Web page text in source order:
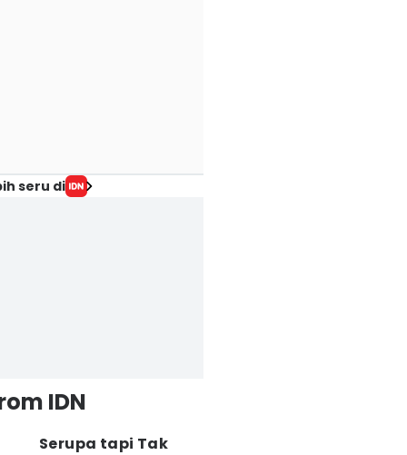
seru di
IDN
Serupa tapi Tak